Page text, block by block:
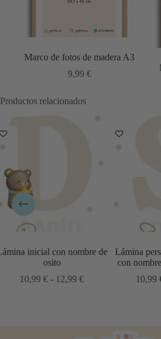
Marco de fotos de madera A3
9,99 €
Productos relacionados
Lámina personalizada inicial
con nombre osito guiñando
10,99 € - 12,99
Láminas